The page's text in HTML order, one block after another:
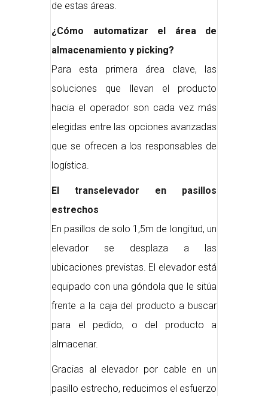
de estas áreas.
¿Cómo automatizar el área de
almacenamiento y picking?
Para esta primera área clave, las
soluciones que llevan el producto
hacia el operador son cada vez más
elegidas entre las opciones avanzadas
que se ofrecen a los responsables de
logística.
El transelevador en pasillos
estrechos
En pasillos de solo 1,5m de longitud, un
elevador se desplaza a las
ubicaciones previstas. El elevador está
equipado con una góndola que le sitúa
frente a la caja del producto a buscar
para el pedido, o del producto a
almacenar.
Gracias al elevador por cable en un
pasillo estrecho, reducimos el esfuerzo